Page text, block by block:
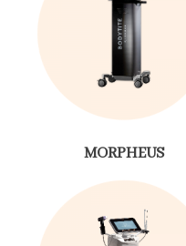
MORPHEUS